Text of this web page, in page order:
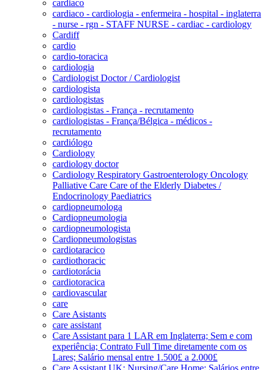
cardiaco
cardiaco - cardiologia - enfermeira - hospital - inglaterra
- nurse - rgn - STAFF NURSE - cardiac - cardiology
Cardiff
cardio
cardio-toracica
cardiologia
Cardiologist Doctor / Cardiologist
cardiologista
cardiologistas
cardiologistas - França - recrutamento
cardiologistas - França/Bélgica - médicos -
recrutamento
cardiólogo
Cardiology
cardiology doctor
Cardiology Respiratory Gastroenterology Oncology
Palliative Care Care of the Elderly Diabetes /
Endocrinology Paediatrics
cardiopneumologa
Cardiopneumologia
cardiopneumologista
Cardiopneumologistas
cardiotaracico
cardiothoracic
cardiotorácia
cardiotoracica
cardiovascular
care
Care Asistants
care assistant
Care Assistant para 1 LAR em Inglaterra; Sem e com
experiência; Contrato Full Time diretamente com os
Lares; Salário mensal entre 1.500£ a 2.000£
Care Assistant UK; Nursing/Care Home; Salários entre